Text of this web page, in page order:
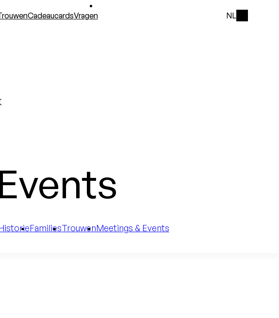
CadeaucardsVragen NL
FamiliesTrouwenMeetings & Events